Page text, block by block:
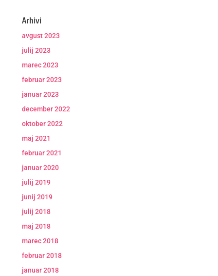
Arhivi
avgust 2023
julij 2023
marec 2023
februar 2023
januar 2023
december 2022
oktober 2022
maj 2021
februar 2021
januar 2020
julij 2019
junij 2019
julij 2018
maj 2018
marec 2018
februar 2018
januar 2018